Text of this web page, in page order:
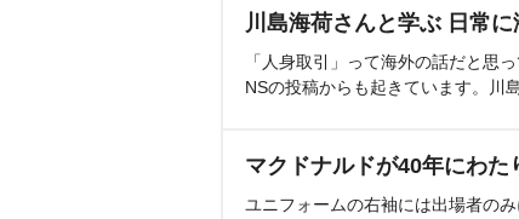
川島海荷さんと学ぶ 日常
「人身取引」って海外の話だと思
NSの投稿からも起きています。川
マクドナルドが40年にわた
ユニフォームの右袖には出場者の